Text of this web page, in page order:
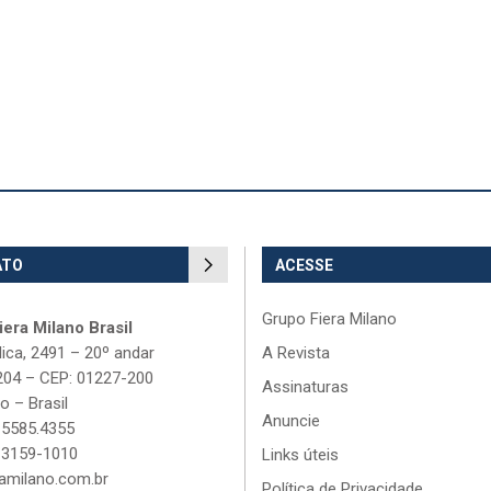
Milano Brasil
2491 – 20º andar
– CEP: 01227-200
– Brasil
1010
ACESSE
Grupo Fiera Milano
A Revista
Assinaturas
Anuncie
Links úteis